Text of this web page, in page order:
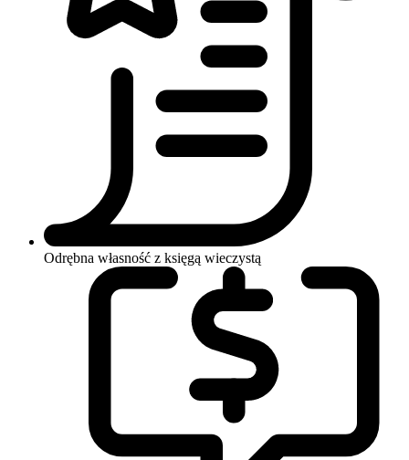
Odrębna własność z księgą wieczystą